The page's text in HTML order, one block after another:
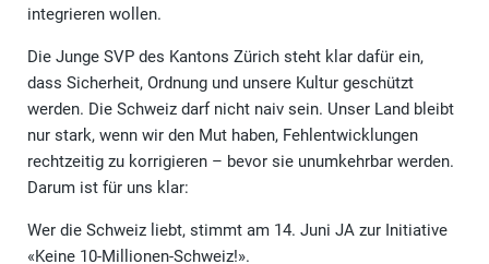
integrieren wollen.
Die Junge SVP des Kantons Zürich steht klar dafür ein,
dass Sicherheit, Ordnung und unsere Kultur geschützt
werden. Die Schweiz darf nicht naiv sein. Unser Land bleibt
nur stark, wenn wir den Mut haben, Fehlentwicklungen
rechtzeitig zu korrigieren – bevor sie unumkehrbar werden.
Darum ist für uns klar:
Wer die Schweiz liebt, stimmt am 14. Juni JA zur Initiative
«Keine 10-Millionen-Schweiz!».